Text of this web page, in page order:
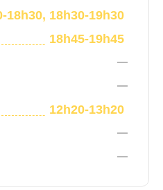
18h30, 18h30-19h30
18h45-19h45
12h20-13h20